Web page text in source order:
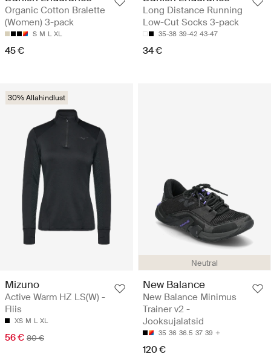
Organic Cotton Bralette
(Women) 3-pack
S M L XL
45 €
Long Distance Running
Low-Cut Socks 3-pack
35-38 39-42 43-47
34 €
30% Allahindlust
Mizuno
Active Warm HZ LS(W) -
Fliis
XS M L XL
56 € 80 €
Neutral
New Balance
New Balance Minimus
Trainer v2 -
Jooksujalatsid
35 36 36.5 37 39
120 €